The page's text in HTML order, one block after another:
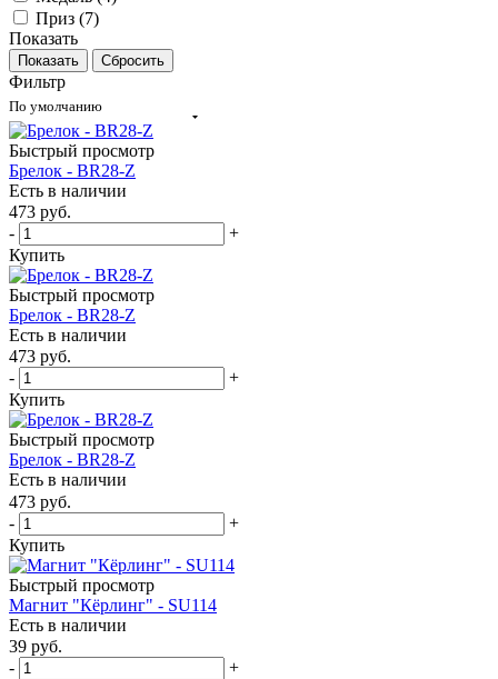
Приз (7)
Показать
Сбросить
Фильтр
По умолчанию
Быстрый просмотр
Брелок - BR28-Z
Есть в наличии
473 руб.
-
+
Купить
Быстрый просмотр
Брелок - BR28-Z
Есть в наличии
473 руб.
-
+
Купить
Быстрый просмотр
Брелок - BR28-Z
Есть в наличии
473 руб.
-
+
Купить
Быстрый просмотр
Магнит "Кёрлинг" - SU114
Есть в наличии
39 руб.
-
+